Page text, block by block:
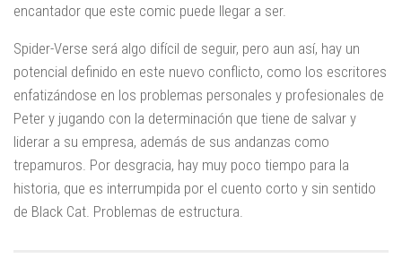
encantador que este comic puede llegar a ser.
Spider-Verse será algo difícil de seguir, pero aun así, hay un
potencial definido en este nuevo conflicto, como los escritores
enfatizándose en los problemas personales y profesionales de
Peter y jugando con la determinación que tiene de salvar y
liderar a su empresa, además de sus andanzas como
trepamuros. Por desgracia, hay muy poco tiempo para la
historia, que es interrumpida por el cuento corto y sin sentido
de Black Cat. Problemas de estructura.